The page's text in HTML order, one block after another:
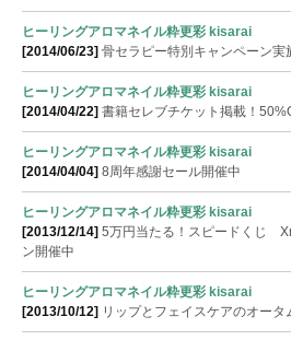
ヒーリングアロマネイル粋更彩 kisarai
[2014/06/23] 骨セラピー特別キャンペーン実
ヒーリングアロマネイル粋更彩 kisarai
[2014/04/22] 書籍セレブチケット掲載！
ヒーリングアロマネイル粋更彩 kisarai
[2014/04/04] 8周年感謝セール開催中
ヒーリングアロマネイル粋更彩 kisarai
[2013/12/14] 5万円当たる！スピードくじ
ン開催中
ヒーリングアロマネイル粋更彩 kisarai
[2013/10/12] リップとフェイスケアのオータ